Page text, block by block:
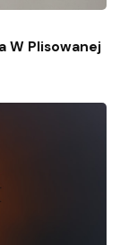
W Plisowanej